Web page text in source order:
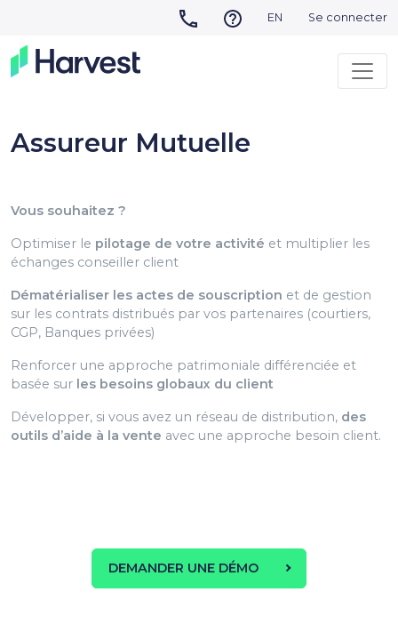
EN Se connecter
Assureur Mutuelle
Vous souhaitez ?
Optimiser le pilotage de votre activité et multiplier les
échanges conseiller client
Dématérialiser les actes de souscription et de gestion
sur les contrats distribués par vos partenaires (courtiers,
CGP, Banques privées)
Renforcer une approche patrimoniale différenciée et
basée sur les besoins globaux du client
Développer, si vous avez un réseau de distribution, des
outils d’aide à la vente avec une approche besoin client.
DEMANDER UNE DÉMO